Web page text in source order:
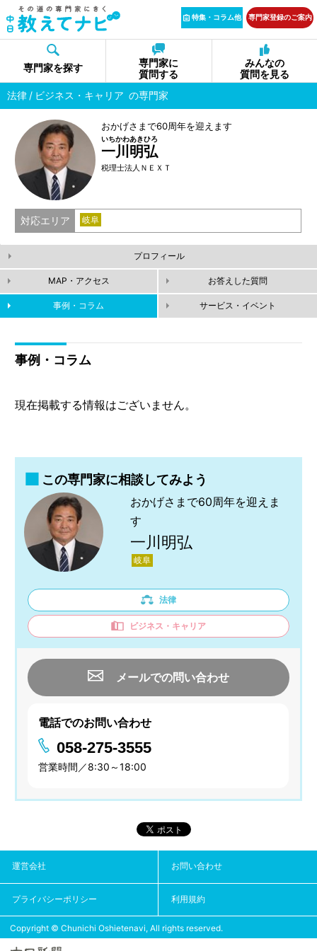
特集・コラム他 専門家登録のご案内
専門家を探す
専門家に
質問する
みんなの
質問を見る
法律
ビジネス・キャリア の専門家
おかげさまで60周年を迎えます
一川明弘
いちかわあきひろ
税理士法人ＮＥＸＴ
対応エリア 岐阜
プロフィール
MAP・アクセス お答えした質問
事例・コラム サービス・イベント
事例・コラム
現在掲載する情報はございません。
この専門家に相談してみよう
おかげさまで60周年を迎えま
す
一川明弘
岐阜
法律
ビジネス・キャリア
メールでの問い合わせ
電話でのお問い合わせ
058-275-3555
営業時間／8:30～18:00
運営会社 お問い合わせ
プライバシーポリシー 利用規約
Copyright © Chunichi Oshietenavi, All rights reserved.